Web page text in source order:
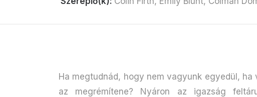
Ha megtudnád, hogy nem vagyunk egyedül,
az megrémítene? Nyáron az igazság